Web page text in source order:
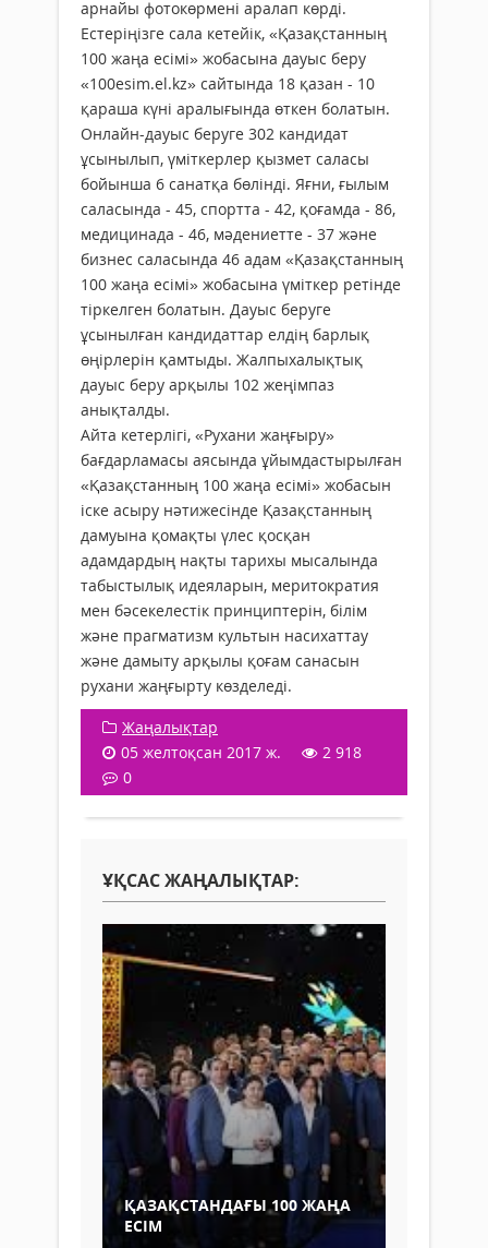
арнайы фотокөрмені аралап көрді.
Естеріңізге сала кетейік, «Қазақстанның
100 жаңа есімі» жобасына дауыс беру
«100esim.el.kz» сайтында 18 қазан - 10
қараша күні аралығында өткен болатын.
Онлайн-дауыс беруге 302 кандидат
ұсынылып, үміткерлер қызмет саласы
бойынша 6 санатқа бөлінді. Яғни, ғылым
саласында - 45, спортта - 42, қоғамда - 86,
медицинада - 46, мәдениетте - 37 және
бизнес саласында 46 адам «Қазақстанның
100 жаңа есімі» жобасына үміткер ретінде
тіркелген болатын. Дауыс беруге
ұсынылған кандидаттар елдің барлық
өңірлерін қамтыды. Жалпыхалықтық
дауыс беру арқылы 102 жеңімпаз
анықталды.
Айта кетерлігі, «Рухани жаңғыру»
бағдарламасы аясында ұйымдастырылған
«Қазақстанның 100 жаңа есімі» жобасын
іске асыру нәтижесінде Қазақстанның
дамуына қомақты үлес қосқан
адамдардың нақты тарихы мысалында
табыстылық идеяларын, меритократия
мен бәсекелестік принциптерін, білім
және прагматизм культын насихаттау
және дамыту арқылы қоғам санасын
рухани жаңғырту көзделеді.
Жаңалықтар
05 желтоқсан 2017 ж.
2 918
0
ҰҚСАС ЖАҢАЛЫҚТАР:
ҚАЗАҚСТАНДАҒЫ 100 ЖАҢА
ЕСІМ